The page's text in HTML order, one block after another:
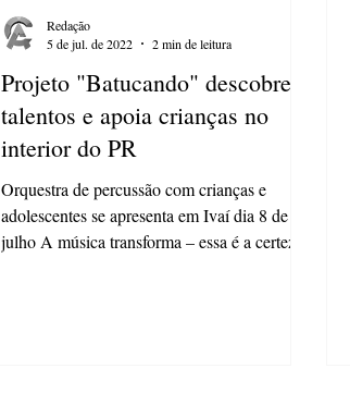
Projeto "Batucando" descobre
talentos e apoia crianças no
interior do PR
Orquestra de percussão com crianças e
adolescentes se apresenta em Ivaí dia 8 de
julho A música transforma – essa é a certeza
Redação
5 de jul. de 2022
2 min de leitura